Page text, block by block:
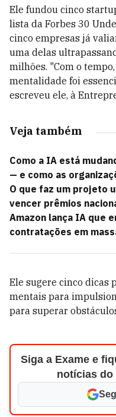
Ele fundou cinco
lista da Forbes 30
cinco empresas já
uma delas
milhões. "Com o
mentalidade foi
escreveu ele, à
Veja também
Como a IA está
— e como as
O que faz um projeto
vencer prêmios
Amazon lança IA que
contratações em
Ele sugere cinco dicas
mentais para
para superar
Siga a Exame e
notícias do